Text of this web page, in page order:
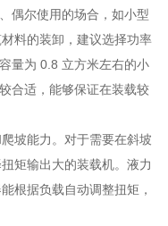
偶尔使用的场合，如小型
料的装卸，建议选择功率
量为 0.8 立方米左右的小
合适，能够保证在装载较
坡能力。对于需要在斜坡
矩输出大的装载机。液力
根据负载自动调整扭矩，